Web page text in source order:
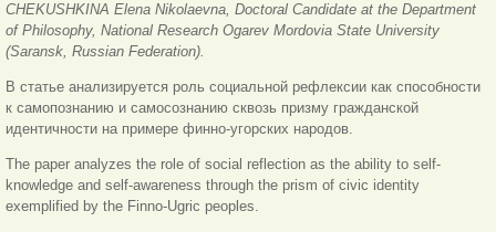
CHEKUSHKINA Elena Nikolaevna, Doctoral Candidate at the Department
of Philosophy, National Research Ogarev Mordovia State University
(Saransk, Russian Federation).
В статье анализируется роль социальной рефлексии как способности
к самопознанию и самосознанию сквозь призму гражданской
идентичности на примере финно-угорских народов.
The paper analyzes the role of social reflection as the ability to self-
knowledge and self-awareness through the prism of civic identity
exemplified by the Finno-Ugric peoples.